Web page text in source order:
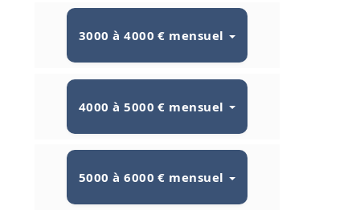
3000 à 4000 € mensuel
4000 à 5000 € mensuel
5000 à 6000 € mensuel